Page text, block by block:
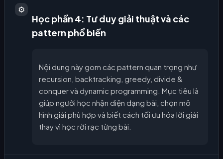
⚙️
Học phần 4: Tư duy giải thuật và các
pattern phổ biến
Nội dung này gom các pattern quan trọng như
recursion, backtracking, greedy, divide &
conquer và dynamic programming. Mục tiêu là
giúp người học nhận diện dạng bài, chọn mô
hình giải phù hợp và biết cách tối ưu hóa lời giải
thay vì học rời rạc từng bài.